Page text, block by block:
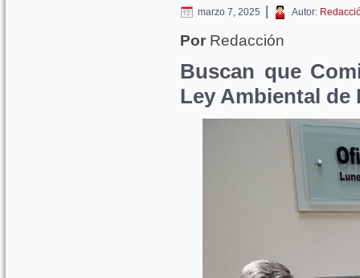
marzo 7, 2025 | Autor:
Por Redacción
Buscan que
Ley Ambiental de